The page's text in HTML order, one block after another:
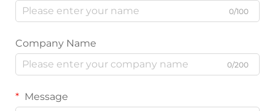
0/100
Company Name
0/200
Message